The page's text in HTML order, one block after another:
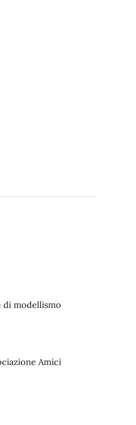
modellismo
Amici